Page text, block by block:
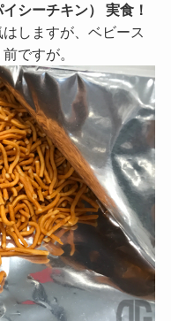
シーチキン） 実食！
しますが、ベビース
ですが。